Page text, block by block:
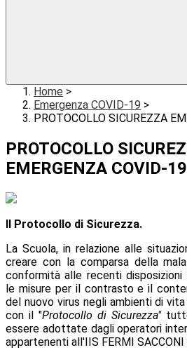
Home >
Emergenza COVID-19 >
PROTOCOLLO SICUREZZA
PROTOCOLLO
EMERGENZA COVID-19
Il Protocollo di Sicurezza.
La Scuola, in relazione alle
creare con la comparsa della
conformità alle recenti
le misure per il contrasto e il
del nuovo virus negli ambienti di
con il "Protocollo di Sicurezza"
essere adottate dagli operatori
appartenenti all'IIS FERMI